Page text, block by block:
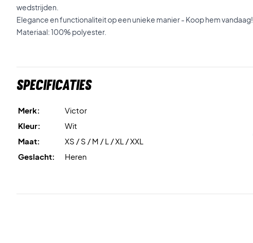
wedstrijden.
Elegance en functionaliteit op een unieke manier - Koop hem vandaag!
Materiaal: 100% polyester.
Specificaties
Merk:
Victor
Kleur:
Wit
Maat:
XS / S / M / L / XL / XXL
Geslacht:
Heren